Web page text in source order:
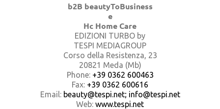
b2B beautyToBusiness
e
Hc Home Care
EDIZIONI TURBO by
TESPI MEDIAGROUP
Corso della Resistenza, 23
20821 Meda (Mb)
Phone: +39 0362 600463
Fax: +39 0362 600616
Email: beauty@tespi.net; info@tespi.net
Web: www.tespi.net